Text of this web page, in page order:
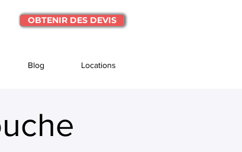
OBTENIR DES DEVIS
Blog Locations